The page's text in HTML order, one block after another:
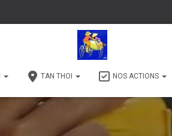
TAN THOI NOS ACTIONS